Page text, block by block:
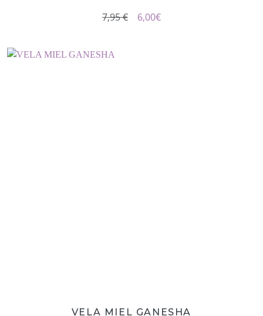
7,95 € 6,00€
VELA MIEL GANESHA